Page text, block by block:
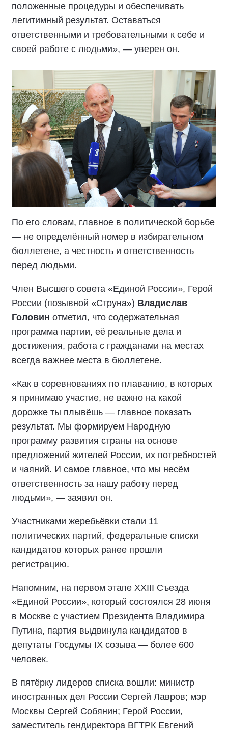
положенные процедуры и обеспечивать
легитимный результат. Оставаться
ответственными и требовательными к себе и
своей работе с людьми», — уверен он.
По его словам, главное в политической борьбе
— не определённый номер в избирательном
бюллетене, а честность и ответственность
перед людьми.
Член Высшего совета «Единой России», Герой
России (позывной «Струна») Владислав
Головин отметил, что содержательная
программа партии, её реальные дела и
достижения, работа с гражданами на местах
всегда важнее места в бюллетене.
«Как в соревнованиях по плаванию, в которых
я принимаю участие, не важно на какой
дорожке ты плывёшь — главное показать
результат. Мы формируем Народную
программу развития страны на основе
предложений жителей России, их потребностей
и чаяний. И самое главное, что мы несём
ответственность за нашу работу перед
людьми», — заявил он.
Участниками жеребьёвки стали 11
политических партий, федеральные списки
кандидатов которых ранее прошли
регистрацию.
Напомним, на первом этапе XXIII Съезда
«Единой России», который состоялся 28 июня
в Москве с участием Президента Владимира
Путина, партия выдвинула кандидатов в
депутаты Госдумы IX созыва — более 600
человек.
В пятёрку лидеров списка вошли: министр
иностранных дел России Сергей Лавров; мэр
Москвы Сергей Собянин; Герой России,
заместитель гендиректора ВГТРК Евгений